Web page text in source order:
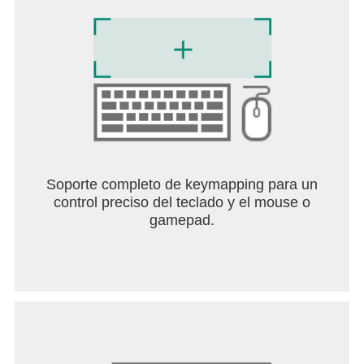
En tus travesías, también te encontrarás con
compañeros de viaje únicos. Reúne al mejor
equipo y utiliza materiales recolectados en tu viaje
para fortalecer a tus personajes para conquistar la
magia y los dominios en los confines del
continente. Desde la cima de Jueyun verás el paso
de nubes, sol, lluvia y nieve hasta donde alcanza la
Dioses Primordiales. ¡Vamos, viajero, la aventura
apenas comienza!
Soporte completo de keymapping para un
control preciso del teclado y el mouse o
gamepad.